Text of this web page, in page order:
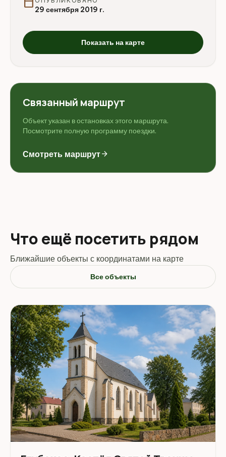
29 сентября 2019 г.
Показать на карте
Связанный маршрут
Объект указан в остановках этого маршрута.
Посмотрите полную программу поездки.
Смотреть маршрутarrow_forward
Что ещё посетить рядом
Ближайшие объекты с координатами на карте
Все объекты